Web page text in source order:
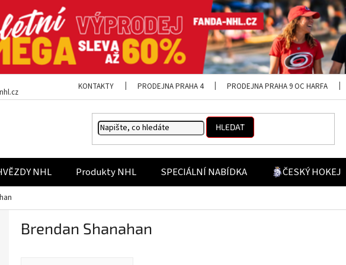
KONTAKTY PRODEJNA PRAHA 4 PRODEJNA PRAHA 9 OC HARFA
HLEDAT
NHL Produkty NHL SPECIÁLNÍ NABÍDKA ČESKÝ HOKEJ
Brendan Shanahan